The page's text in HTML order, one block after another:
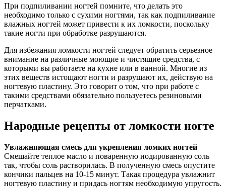
При подпиливании ногтей помните, что делать это
необходимо только с сухими ногтями, так как подпиливание
влажных ногтей может привести к их ломкости, поскольку
такие ногти при обработке разрушаются.
Для избежания ломкости ногтей следует обратить серьезное
внимание на различные моющие и чистящие средства, с
которыми вы работаете на кухне или в ванной. Многие из
этих веществ истощают ногти и разрушают их, действую на
ногтевую пластину. Это говорит о том, что при работе с
такими средствами обязательно пользуетесь резиновыми
перчатками.
Народные рецепты от ломкости ногте
Увлажняющая смесь для укрепления ломких ногтей
Смешайте теплое масло и поваренную иодированную соль
так, чтобы соль растворилась. В полученную смесь опустите
кончики пальцев на 10-15 минут. Такая процедура увлажнит
ногтевую пластину и придась ногтям необходимую упругость.